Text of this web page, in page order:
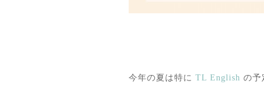
今年の夏は特に TL English の予